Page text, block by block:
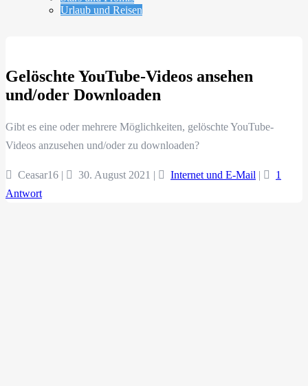
Urlaub und Reisen
Gelöschte YouTube-Videos ansehen
und/oder Downloaden
Gibt es eine oder mehrere Möglichkeiten, gelöschte YouTube-
Videos anzusehen und/oder zu downloaden?
Ceasar16 | 30. August 2021 | Internet und E-Mail |
1
Antwort